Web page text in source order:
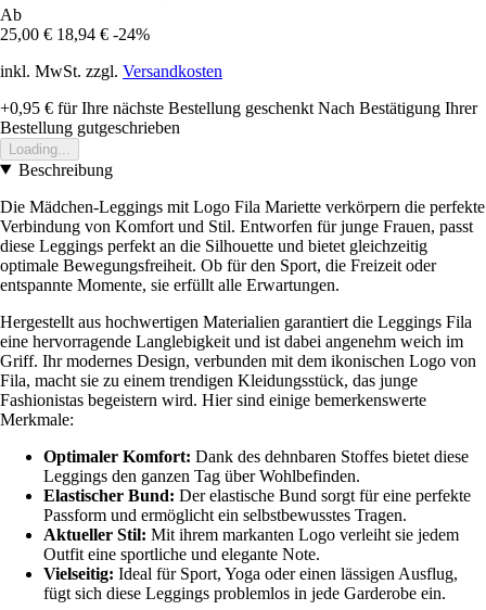
Ab
25,00 € 18,94 € -24%
inkl. MwSt. zzgl. Versandkosten
+0,95 € für Ihre nächste Bestellung geschenkt Nach Bestätigung Ihrer
Bestellung gutgeschrieben
Loading...
Beschreibung
Die Mädchen-Leggings mit Logo Fila Mariette verkörpern die perfekte
Verbindung von Komfort und Stil. Entworfen für junge Frauen, passt
diese Leggings perfekt an die Silhouette und bietet gleichzeitig
optimale Bewegungsfreiheit. Ob für den Sport, die Freizeit oder
entspannte Momente, sie erfüllt alle Erwartungen.
Hergestellt aus hochwertigen Materialien garantiert die Leggings Fila
eine hervorragende Langlebigkeit und ist dabei angenehm weich im
Griff. Ihr modernes Design, verbunden mit dem ikonischen Logo von
Fila, macht sie zu einem trendigen Kleidungsstück, das junge
Fashionistas begeistern wird. Hier sind einige bemerkenswerte
Merkmale:
Optimaler Komfort: Dank des dehnbaren Stoffes bietet diese
Leggings den ganzen Tag über Wohlbefinden.
Elastischer Bund: Der elastische Bund sorgt für eine perfekte
Passform und ermöglicht ein selbstbewusstes Tragen.
Aktueller Stil: Mit ihrem markanten Logo verleiht sie jedem
Outfit eine sportliche und elegante Note.
Vielseitig: Ideal für Sport, Yoga oder einen lässigen Ausflug,
fügt sich diese Leggings problemlos in jede Garderobe ein.